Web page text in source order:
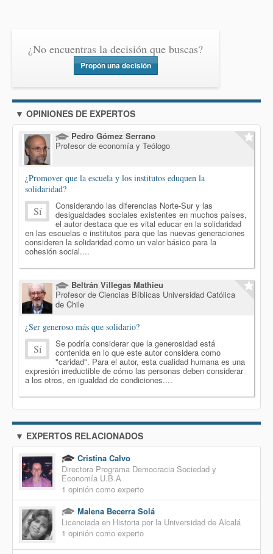
¿No encuentras la decisión que buscas?
Propón una decisión
▼ OPINIONES DE EXPERTOS
Pedro Gómez Serrano
Profesor de economía y Teólogo
¿Promover que la escuela y los institutos eduquen la
solidaridad?
Sí Considerando las diferencias Norte-Sur y las
desigualdades sociales existentes en muchos países,
el autor destaca que es vital educar en la solidaridad
en las escuelas e institutos para que las nuevas generaciones
consideren la solidaridad como un valor básico para la
cohesión social....
Beltrán Villegas Mathieu
Profesor de Ciencias Bíblicas Universidad Católica
de Chile
¿Ser generoso más que solidario?
Sí Se podría considerar que la generosidad está
contenida en lo que este autor considera como
"caridad". Para el autor, esta cualidad humana es una
expresión irreductible de cómo las personas deben considerar
a los otros, en igualdad de condiciones....
▼ EXPERTOS RELACIONADOS
Cristina Calvo
Directora Programa Democracia Sociedad y
Economía U.B.A
1 opinión como experto
Malena Becerra Solá
Licenciada en Historia por la Universidad de Alcalá
1 opinión como experto